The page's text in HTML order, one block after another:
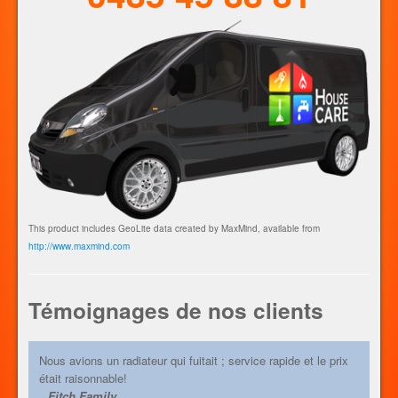
un moyen de résoudre le problème définitivement et la fuite
d’eau ne sera plus qu’un mauvais souvenir !
This product includes GeoLite data created by MaxMind, available from
http://www.maxmind.com
Témoignages de nos clients
Nous avions un radiateur qui fuitait ; service rapide et le prix
était raisonnable!